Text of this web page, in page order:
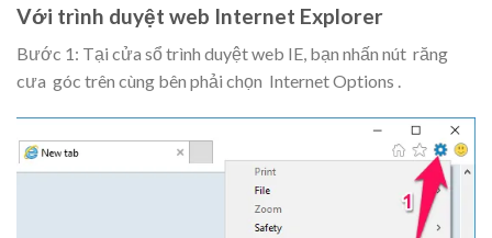
Với trình duyệt web Internet Explorer
Bước 1: Tại cửa sổ trình duyệt web IE, bạn nhấn nút răng
cưa góc trên cùng bên phải chọn Internet Options .